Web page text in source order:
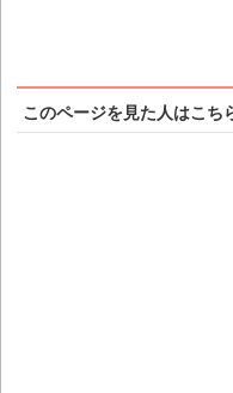
このページを見た人はこち